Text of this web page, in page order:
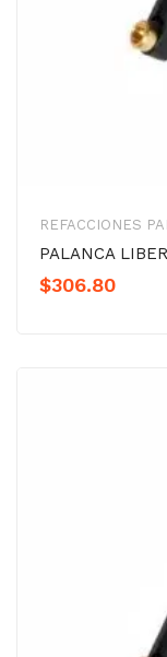
REFACCIONES
PALANCA
$306.80